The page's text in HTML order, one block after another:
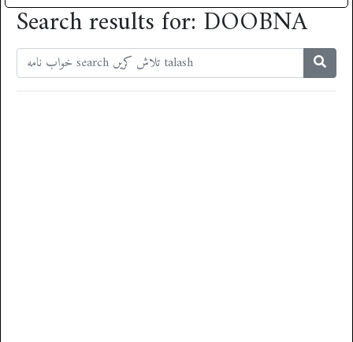
Search results for: DOOBNA